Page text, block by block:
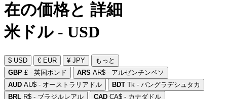
在の価格と 詳細
米ドル - USD
$ USD € EUR ¥ JPY
もっと
GBP £ - 英国ポンド ARS AR$ - アルゼンチンペソ
AUD AU$ - オーストラリアドル BDT Tk - バングラデシュタカ
BRL R$ - ブラジルレアル CAD CA$ - カナダドル